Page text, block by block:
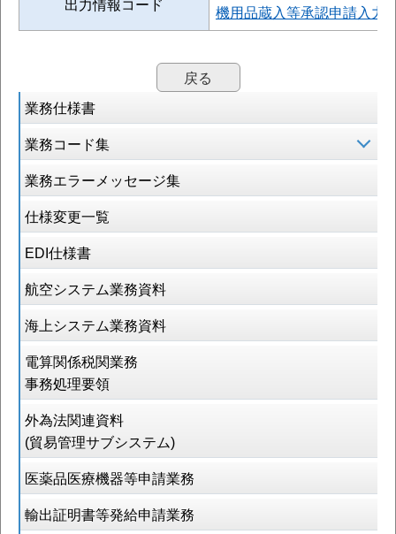
業務仕様書
業務コード集
業務エラーメッセージ集
仕様変更一覧
EDI仕様書
航空システム業務資料
海上システム業務資料
電算関係税関業務
事務処理要領
外為法関連資料
(貿易管理サブシステム)
医薬品医療機器等申請業務
輸出証明書等発給申請業務
機用品蔵入等承認申請入力
戻る